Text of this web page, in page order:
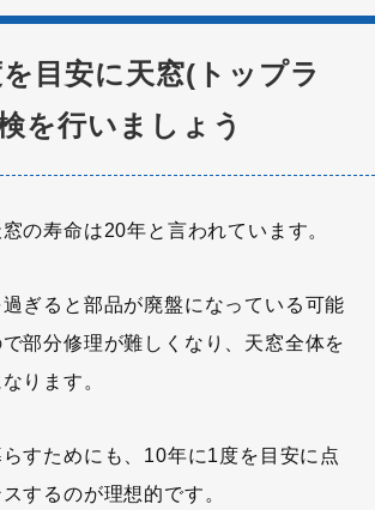
目安に天窓(トップラ
を行いましょう
の寿命は20年と言われています。
ぎると部品が廃盤になっている可能
部分修理が難しくなり、天窓全体を
ります。
すためにも、10年に1度を目安に点
するのが理想的です。